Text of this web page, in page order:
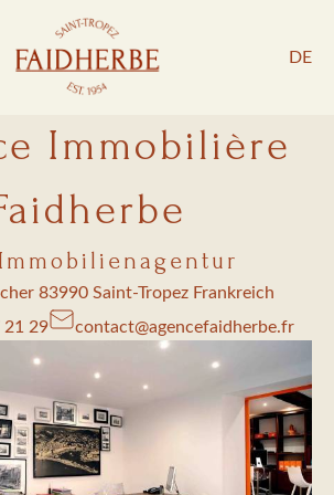
DE
Immobilière
83990 Saint-Tropez Frankreich
21 29
contact@agencefaidherbe.fr